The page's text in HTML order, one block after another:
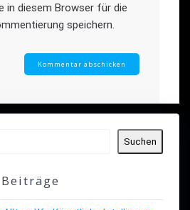
in diesem Browser für die
speichern.
Suchen
Beiträge